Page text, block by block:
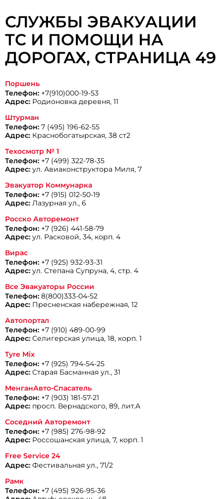
СЛУЖБЫ ЭВАКУАЦИИ
ТС И ПОМОЩИ НА
ДОРОГАХ, CТРАНИЦА 49
Поршень
Телефон: +7(910)000-19-53
Адрес: Родионовка деревня, 11
Штурман
Телефон: 7 (495) 196-62-55
Адрес: Краснобогатырская, 38 ст2
Техосмотр № 1
Телефон: +7 (499) 322-78-35
Адрес: ул. Авиаконструктора Миля, 7
Эвакуатор Коммунарка
Телефон: +7 (915) 012-50-19
Адрес: Лазурная ул., 6
Росско Авторемонт
Телефон: +7 (926) 441-58-79
Адрес: ул. Расковой, 34, корп. 4
Вирас
Телефон: +7 (925) 932-93-31
Адрес: ул. Степана Супруна, 4, стр. 4
Все Эвакуаторы России
Телефон: 8(800)333-04-52
Адрес: Пресненская набережная, 12
Автопортал
Телефон: +7 (910) 489-00-99
Адрес: Селигерская улица, 18, корп. 1
Tyre Mix
Телефон: +7 (925) 794-54-25
Адрес: Старая Басманная ул., 31
МенганАвто-Спасатель
Телефон: +7 (903) 181-57-21
Адрес: просп. Вернадского, 89, лит.А
Соседний Авторемонт
Телефон: +7 (985) 276-98-92
Адрес: Россошанская улица, 7, корп. 1
Free Service 24
Адрес: Фестивальная ул., 71/2
Рамк
Телефон: +7 (495) 926-95-36